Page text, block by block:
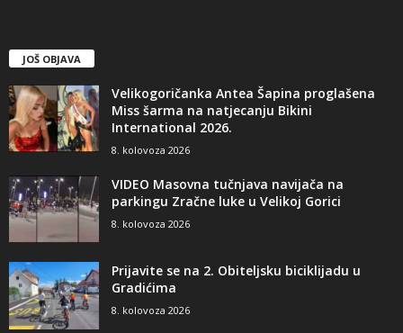
JOŠ OBJAVA
Velikogoričanka Antea Šapina proglašena
Miss šarma na natjecanju Bikini
International 2026.
8. kolovoza 2026
VIDEO Masovna tučnjava navijača na
parkingu Zračne luke u Velikoj Gorici
8. kolovoza 2026
Prijavite se na 2. Obiteljsku biciklijadu u
Gradićima
8. kolovoza 2026